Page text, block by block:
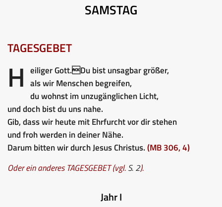
SAMSTAG
TAGESGEBET
H eiliger Gott.Du bist unsagbar größer,
als wir Menschen begreifen,
du wohnst im unzugänglichen Licht,
und doch bist du uns nahe.
Gib, dass wir heute mit Ehrfurcht vor dir stehen
und froh werden in deiner Nähe.
Darum bitten wir durch Jesus Christus.(MB 306, 4)
Oder ein anderes TAGESGEBET (vgl.S. 2).
Jahr I